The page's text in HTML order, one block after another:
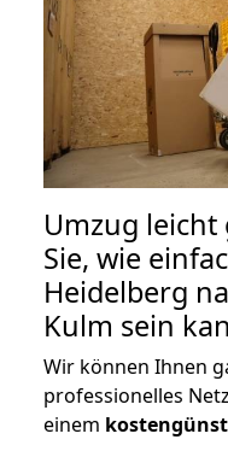
Umzug leicht
Sie, wie
Heidelberg
Kulm sein
Wir können Ihnen
professionelles
einem